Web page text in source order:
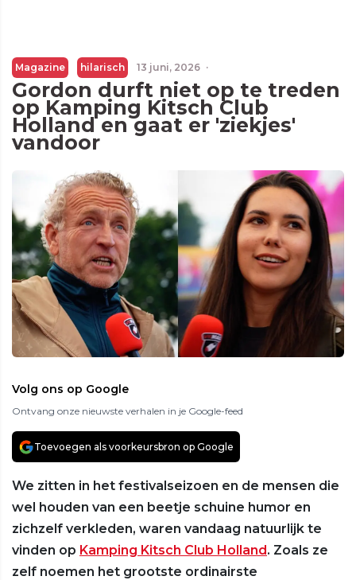
Magazine hilarisch 13 juni, 2026 ·
Gordon durft niet op te treden
op Kamping Kitsch Club
Holland en gaat er 'ziekjes'
vandoor
Volg ons op Google
Ontvang onze nieuwste verhalen in je Google-feed
Toevoegen als voorkeursbron op Google
We zitten in het festivalseizoen en de mensen die
wel houden van een beetje schuine humor en
zichzelf verkleden, waren vandaag natuurlijk te
vinden op Kamping Kitsch Club Holland. Zoals ze
zelf noemen het grootste ordinairste